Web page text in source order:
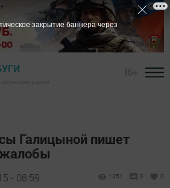
Галицыной пишет
- 08:59 1351 0 0
закрытие баннера через